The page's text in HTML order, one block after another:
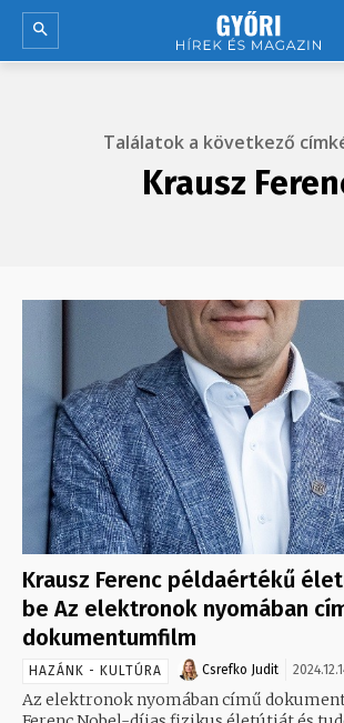
Találatok a következő
Krausz
Krausz Ferenc példaértékű
be Az elektronok nyomában
dokumentumfilm
HAZÁNK - KULTÚRA Csrefko Judit
Az elektronok nyomában című